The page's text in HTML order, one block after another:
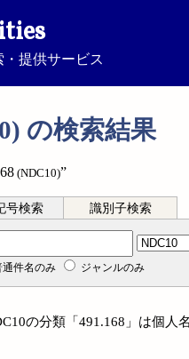
提供サービス
の検索結果
(NDC10)”
号検索 識別子検索
通件名のみ ジャンルのみ
の分類「491.168」は個人